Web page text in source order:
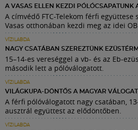
A VASAS ELLEN KEZDI PÓLÓCSAPATUNK
A címvédő FTC-Telekom férfi együttese
Vasas otthonában kezdi meg az idei
VÍZILABDA
NAGY CSATÁBAN SZEREZTÜNK
15–14-es vereséggel a vb- és az Eb-
második lett a pólóválogatott.
VÍZILABDA
VILÁGKUPA-DÖNTŐS A MAGYAR
A férfi pólóválogatott nagy csatában,
ausztrál együttest az elődöntőben.
VÍZILABDA